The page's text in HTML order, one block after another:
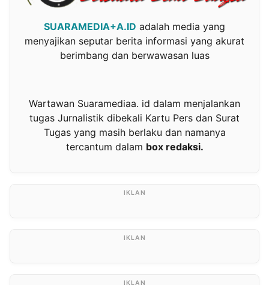
SUARAMEDIA+A.ID adalah media yang
menyajikan seputar berita informasi yang akurat
berimbang dan berwawasan luas
Wartawan Suaramediaa. id dalam menjalankan
tugas Jurnalistik dibekali Kartu Pers dan Surat
Tugas yang masih berlaku dan namanya
tercantum dalam box redaksi.